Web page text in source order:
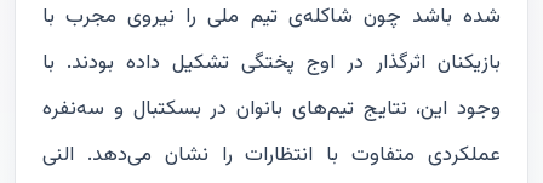
شده باشد چون شاکله‌ی تیم ملی را نیروی مجرب با
بازیکنان اثرگذار در اوج پختگی تشکیل داده بودند. با
وجود این، نتایج تیم‌های بانوان در بسکتبال و سه‌نفره
عملکردی متفاوت با انتظارات را نشان می‌دهد. النی